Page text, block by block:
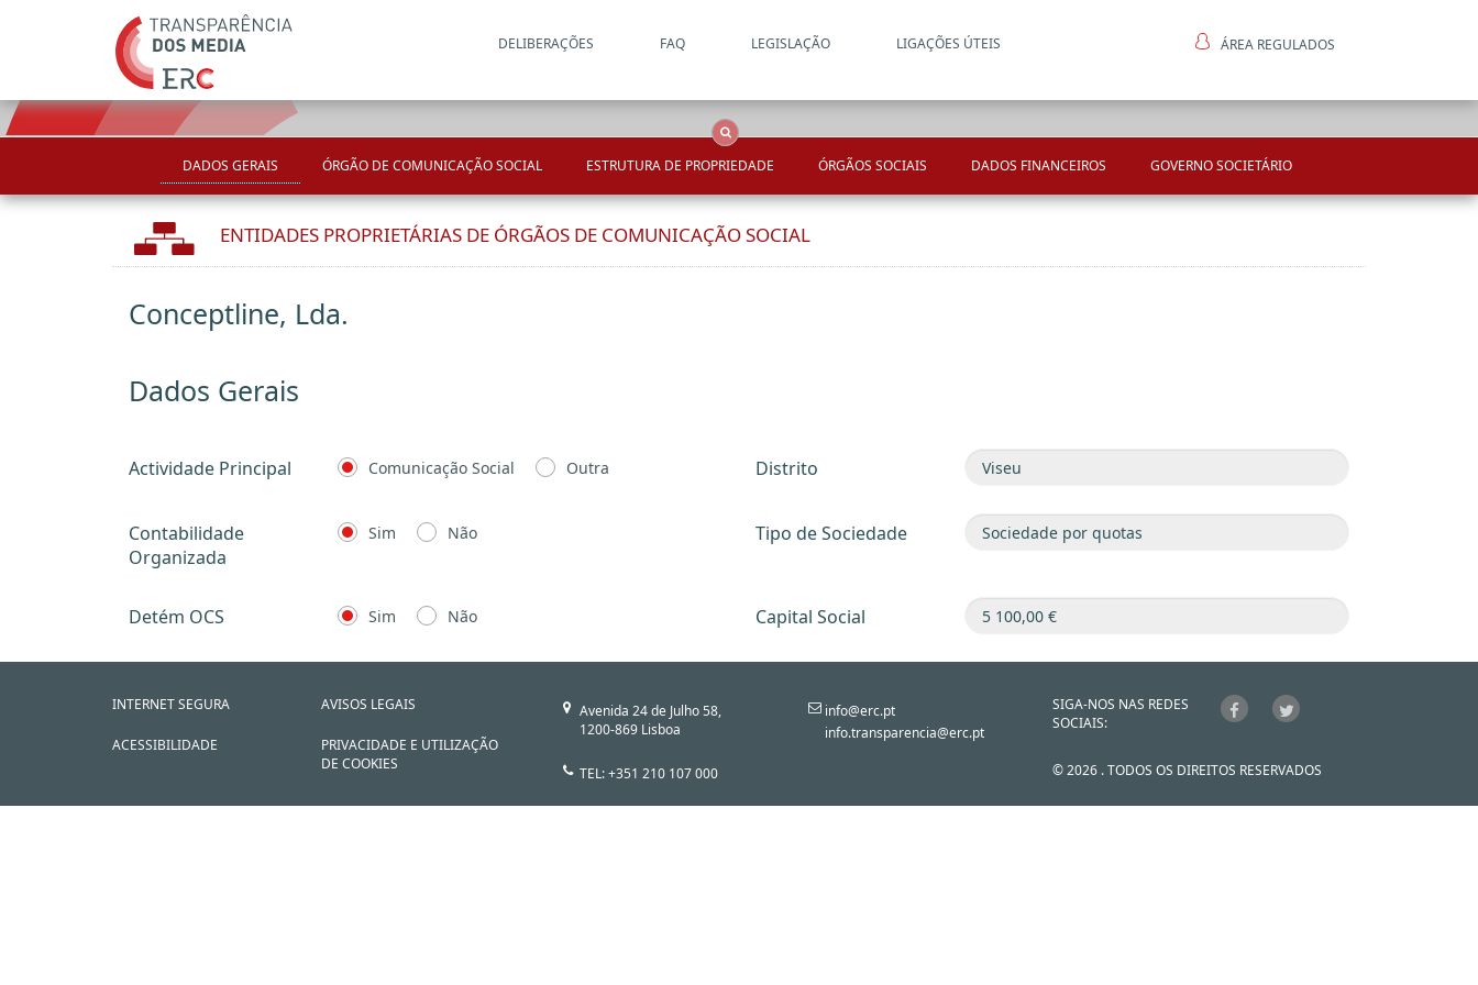
DELIBERAÇÕES FAQ LEGISLAÇÃO LIGAÇÕES ÚTEIS ÁREA REGULADOS
DADOS GERAIS ÓRGÃO DE COMUNICAÇÃO SOCIAL ESTRUTURA DE PROPRIEDADE ÓRGÃOS SOCIAIS DADOS FINANCEIROS GOVERNO SOCIETÁRIO
ENTIDADES PROPRIETÁRIAS DE ÓRGÃOS DE COMUNICAÇÃO SOCIAL
Conceptline, Lda.
Dados Gerais
Actividade Principal Comunicação Social Outra Distrito
Contabilidade
Organizada
Sim Não Tipo de Sociedade
Detém OCS Sim Não Capital Social
INTERNET SEGURA
ACESSIBILIDADE
AVISOS LEGAIS
PRIVACIDADE E UTILIZAÇÃO
DE COOKIES
Avenida 24 de Julho 58,
1200-869 Lisboa
TEL: +351 210 107 000
info@erc.pt
info.transparencia@erc.pt
SIGA-NOS NAS REDES
SOCIAIS:
© 2026 . TODOS OS DIREITOS RESERVADOS